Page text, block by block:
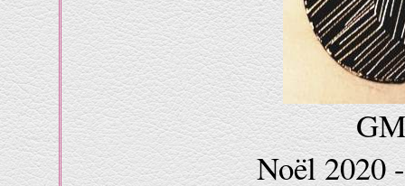
Noël 2020